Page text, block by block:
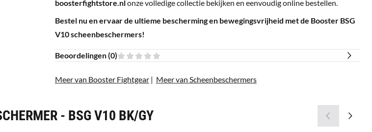
boosterfightstore.nlonze volledige collectie bekijken en eenvoudig online bestellen.
Bestel nu en ervaar de ultieme bescherming en bewegingsvrijheid met de Booster BSG
V10 scheenbeschermers!
Beoordelingen (0)
Meer van Booster Fightgear| Meer van Scheenbeschermers
- BSG V10 BK/GY